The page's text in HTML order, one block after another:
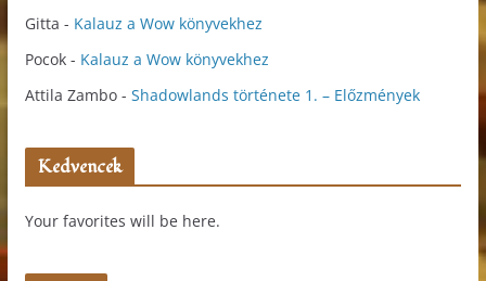
Gitta - Kalauz a Wow könyvekhez
Pocok- Kalauz a Wow könyvekhez
Attila Zambo- Shadowlands története 1. – Előzmények
Kedvencek
Your favorites will be here.